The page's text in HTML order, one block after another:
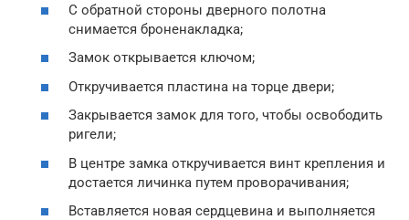
С обратной стороны дверного полотна
снимается броненакладка;
Замок открывается ключом;
Откручивается пластина на торце двери;
Закрывается замок для того, чтобы освободить
ригели;
В центре замка откручивается винт крепления и
достается личинка путем проворачивания;
Вставляется новая сердцевина и выполняется